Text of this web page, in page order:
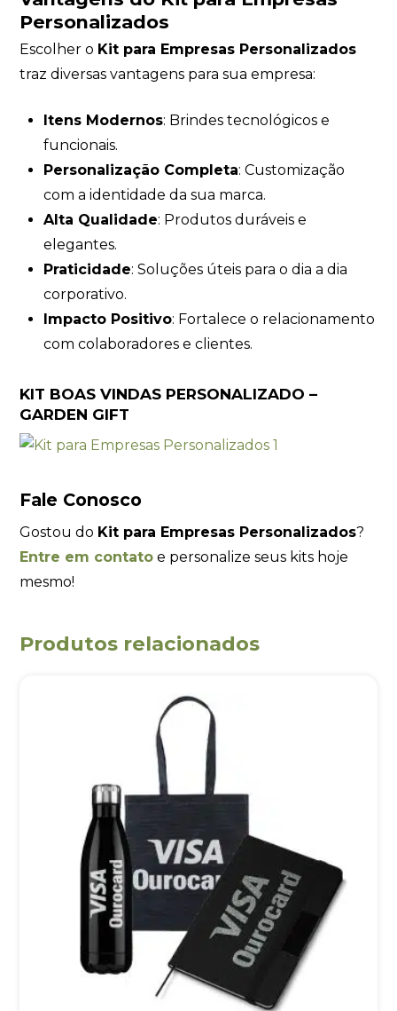
Personalizados
Escolher o Kit para Empresas Personalizados
traz diversas vantagens para sua empresa:
Itens Modernos: Brindes tecnológicos e
funcionais.
Personalização Completa: Customização
com a identidade da sua marca.
Alta Qualidade: Produtos duráveis e
elegantes.
Praticidade: Soluções úteis para o dia a dia
corporativo.
Impacto Positivo: Fortalece o relacionamento
com colaboradores e clientes.
KIT BOAS VINDAS PERSONALIZADO –
GARDEN GIFT
Fale Conosco
Gostou do Kit para Empresas Personalizados?
Entre em contato e personalize seus kits hoje
mesmo!
Produtos relacionados